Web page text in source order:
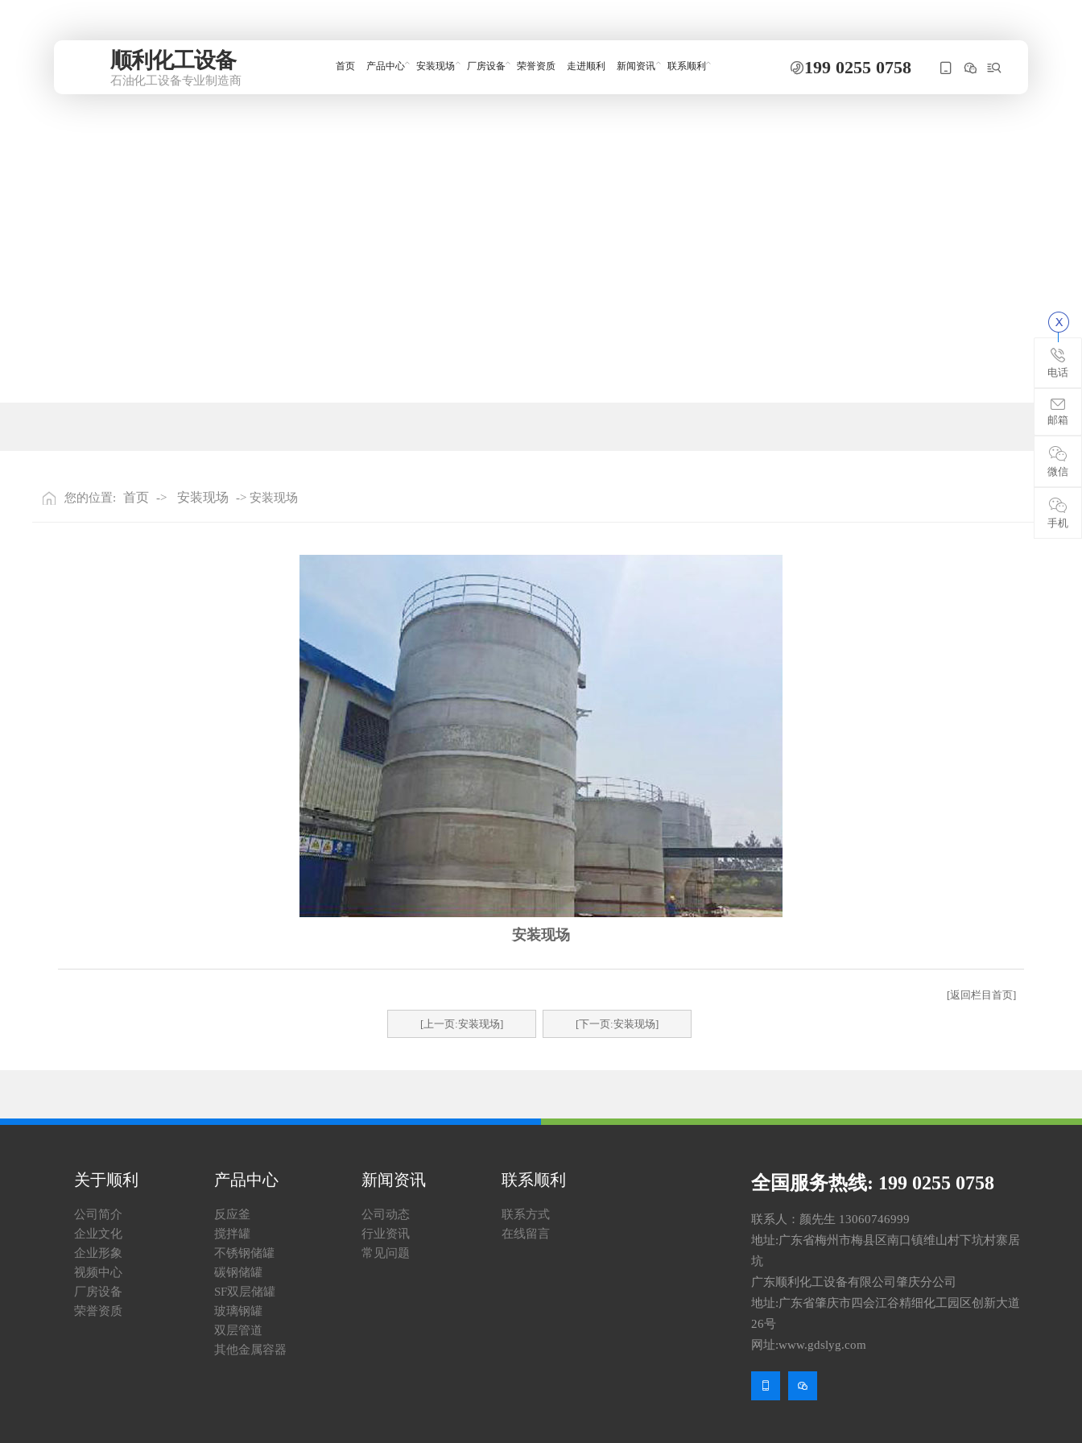
顺利化工设备
石油化工设备专业制造商
首页 产品中心 安装现场 厂房设备 荣誉资质 走进顺利 新闻资讯 联系顺利 199 0255 0758   
您的位置: 首页 -> 安装现场 -> 安装现场
安装现场
[返回栏目首页]
[上一页:安装现场] [下一页:安装现场]
关于顺利
公司简介
企业文化
企业形象
视频中心
厂房设备
荣誉资质
产品中心
反应釜
搅拌罐
不锈钢储罐
碳钢储罐
SF双层储罐
玻璃钢罐
双层管道
其他金属容器
新闻资讯
公司动态
行业资讯
常见问题
联系顺利
联系方式
在线留言
全国服务热线: 199 0255 0758
联系人：颜先生 13060746999
地址:广东省梅州市梅县区南口镇维山村下坑村寨居
坑
广东顺利化工设备有限公司肇庆分公司
地址:广东省肇庆市四会江谷精细化工园区创新大道
26号
网址:www.gdslyg.com
 
电话
邮箱
微信
手机